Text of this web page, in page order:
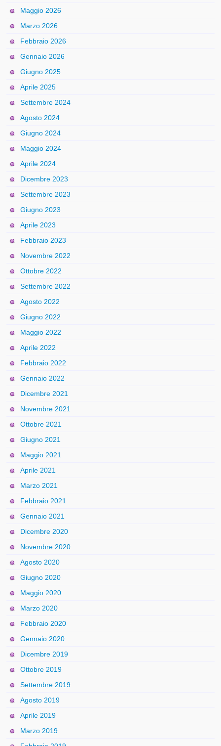
Maggio 2026
Marzo 2026
Febbraio 2026
Gennaio 2026
Giugno 2025
Aprile 2025
Settembre 2024
Agosto 2024
Giugno 2024
Maggio 2024
Aprile 2024
Dicembre 2023
Settembre 2023
Giugno 2023
Aprile 2023
Febbraio 2023
Novembre 2022
Ottobre 2022
Settembre 2022
Agosto 2022
Giugno 2022
Maggio 2022
Aprile 2022
Febbraio 2022
Gennaio 2022
Dicembre 2021
Novembre 2021
Ottobre 2021
Giugno 2021
Maggio 2021
Aprile 2021
Marzo 2021
Febbraio 2021
Gennaio 2021
Dicembre 2020
Novembre 2020
Agosto 2020
Giugno 2020
Maggio 2020
Marzo 2020
Febbraio 2020
Gennaio 2020
Dicembre 2019
Ottobre 2019
Settembre 2019
Agosto 2019
Aprile 2019
Marzo 2019